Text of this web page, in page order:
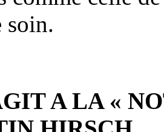
soin.
A LA «